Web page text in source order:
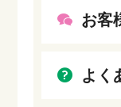
お客
よく